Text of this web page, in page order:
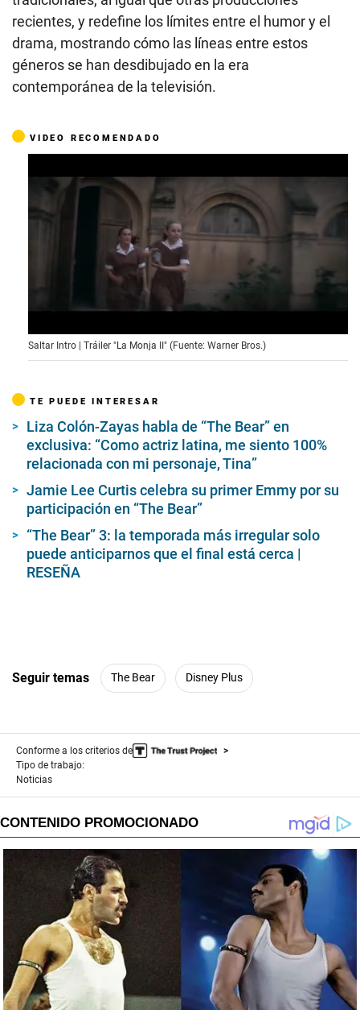
recientes, y redefine los límites entre el humor y el
drama, mostrando cómo las líneas entre estos
géneros se han desdibujado en la era
contemporánea de la televisión.
VIDEO RECOMENDADO
0
o
f
i
u
t
s
2
0
s
e
o
n
Saltar Intro | Tráiler "La Monja II" (Fuente: Warner Bros.)
TE PUEDE INTERESAR
Liza Colón-Zayas habla de “The Bear” en
exclusiva: “Como actriz latina, me siento 100%
relacionada con mi personaje, Tina”
Jamie Lee Curtis celebra su primer Emmy por su
participación en “The Bear”
“The Bear” 3: la temporada más irregular solo
puede anticiparnos que el final está cerca |
RESEÑA
Seguir temas The Bear Disney Plus
Conforme a los criterios de
Tipo de trabajo:
Noticias